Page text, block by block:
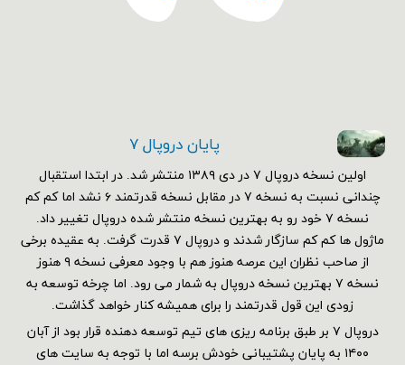
پایان دروپال ۷
اولین نسخه دروپال ۷ در دی ۱۳۸۹ منتشر شد. در ابتدا استقبال
چندانی نسبت به نسخه ۷ در مقابل نسخه قدرتمند ۶ نشد اما کم کم
نسخه ۷ خود رو به بهترین نسخه منتشر شده دروپال تغییر داد.
ماژول ها کم کم سازگار شدند و دروپال ۷ قدرت گرفت. به عقیده برخی
از صاحب نظران این عرصه هنوز هم با وجود معرفی نسخه ۹ هنوز
نسخه ۷ بهترین نسخه دروپال به شمار می رود. اما چرخه توسعه به
زودی این قول قدرتمند را برای همیشه کنار خواهد گذاشت.
دروپال ۷ بر طبق برنامه ریزی های تیم توسعه دهنده قرار بود از آبان
۱۴۰۰ به پایان پشتیبانی خودش برسه اما با توجه به سایت های